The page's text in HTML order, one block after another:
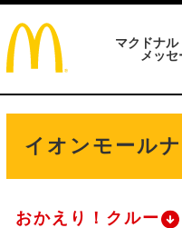
マクドナ
メッ
イオンモール
おかえり！クルー